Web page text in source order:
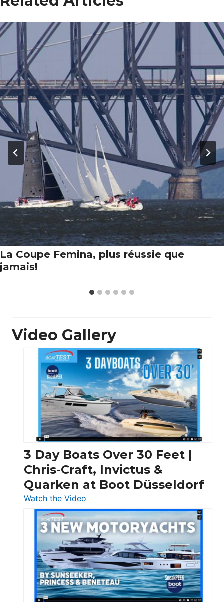
La Coupe Femina, plus réussie que
jamais!
Video Gallery
3 Day Boats Over 30 Feet |
Chris-Craft, Invictus &
Quarken at Boot Düsseldorf
Watch the Video
3
Day
Boats
Over
30
Feet
|
Chris-